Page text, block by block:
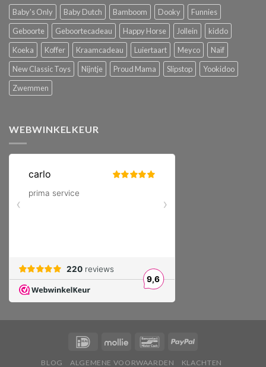
Baby's Only Baby Dutch Bamboom Dooky
Funnies
Geboorte
Geboortecadeau Happy Horse Jollein
kiddo
Koeka
Koffer Kraamcadeau Luiertaart Meyco
Naïf
New Classic Toys
Nijntje Proud Mama Slipstop
Yookidoo
Zwemmen
WEBWINKELKEUR
BLOG ALGEMENE VOORWAARDEN
KLACHTEN